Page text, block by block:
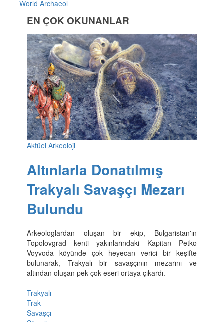
World Archaeol
EN ÇOK OKUNANLAR
Aktüel Arkeoloji
Altınlarla Donatılmış
Trakyalı Savaşçı Mezarı
Bulundu
Arkeologlardan oluşan bir ekip, Bulgaristan'ın
Topolovgrad kenti yakınlarındaki Kapitan Petko
Voyvoda köyünde çok heyecan verici bir keşifte
bulunarak, Trakyalı bir savaşçının mezarını ve
altından oluşan pek çok eseri ortaya çıkardı.
Trakyalı
Trak
Savaşçı